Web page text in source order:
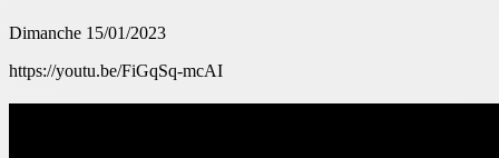
Dimanche 15/01/2023
https://youtu.be/FiGqSq-mcAI